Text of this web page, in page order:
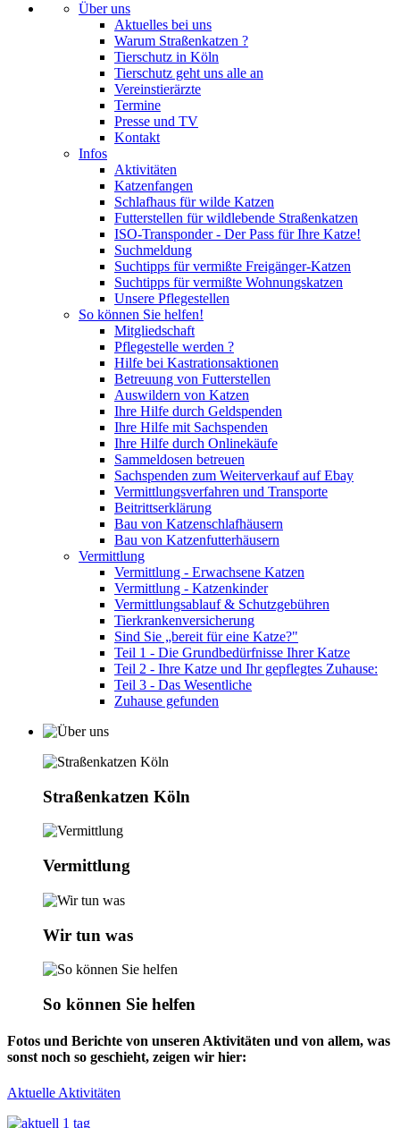
Über uns
Aktuelles bei uns
Warum Straßenkatzen ?
Tierschutz in Köln
Tierschutz geht uns alle an
Vereinstierärzte
Termine
Presse und TV
Kontakt
Infos
Aktivitäten
Katzenfangen
Schlafhaus für wilde Katzen
Futterstellen für wildlebende Straßenkatzen
ISO-Transponder - Der Pass für Ihre Katze!
Suchmeldung
Suchtipps für vermißte Freigänger-Katzen
Suchtipps für vermißte Wohnungskatzen
Unsere Pflegestellen
So können Sie helfen!
Mitgliedschaft
Pflegestelle werden ?
Hilfe bei Kastrationsaktionen
Betreuung von Futterstellen
Auswildern von Katzen
Ihre Hilfe durch Geldspenden
Ihre Hilfe mit Sachspenden
Ihre Hilfe durch Onlinekäufe
Sammeldosen betreuen
Sachspenden zum Weiterverkauf auf Ebay
Vermittlungsverfahren und Transporte
Beitrittserklärung
Bau von Katzenschlafhäusern
Bau von Katzenfutterhäusern
Vermittlung
Vermittlung - Erwachsene Katzen
Vermittlung - Katzenkinder
Vermittlungsablauf & Schutzgebühren
Tierkrankenversicherung
Sind Sie „bereit für eine Katze?"
Teil 1 - Die Grundbedürfnisse Ihrer Katze
Teil 2 - Ihre Katze und Ihr gepflegtes Zuhause:
Teil 3 - Das Wesentliche
Zuhause gefunden
Straßenkatzen Köln
Vermittlung
Wir tun was
So können Sie helfen
Fotos und Berichte von unseren Aktivitäten und von allem, was
sonst noch so geschieht, zeigen wir hier:
Aktuelle Aktivitäten